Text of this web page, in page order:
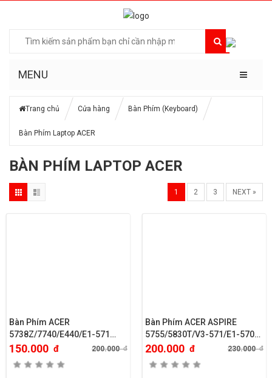
MENU
Trang chủ Cửa hàng Bàn Phím (Keyboard)
Bàn Phím Laptop ACER
BÀN PHÍM LAPTOP ACER
1 2 3 NEXT »
Bàn Phím ACER
5738Z/7740/E440/E1-571…
150.000 đ 200.000đ
Bàn Phím ACER ASPIRE
5755/5830T/V3-571/E1-570…
200.000 đ 230.000đ